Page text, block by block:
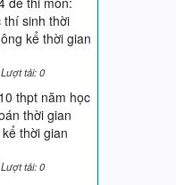
thí sinh thời
kể thời gian
Lượt tải: 0
thpt năm học
thời gian
thời gian
Lượt tải: 0